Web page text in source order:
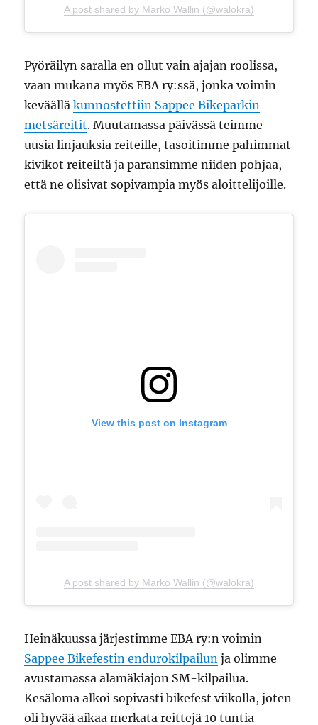
A post shared by Marko Wallin (@walokra)
Pyöräilyn saralla en ollut vain ajajan roolissa,
vaan mukana myös EBA ry:ssä, jonka voimin
keväälläkunnostettiin Sappee Bikeparkin
metsäreitit. Muutamassa päivässä teimme
uusia linjauksia reiteille, tasoitimme pahimmat
kivikot reiteiltä ja paransimme niiden pohjaa,
että ne olisivat sopivampia myös aloittelijoille.
View this post on Instagram
A post shared by Marko Wallin (@walokra)
Heinäkuussa järjestimme EBA ry:n voimin
Sappee Bikefestin endurokilpailun ja olimme
avustamassa alamäkiajon SM-kilpailua.
Kesäloma alkoi sopivasti bikefest viikolla, joten
oli hyvää aikaa merkata reittejä 10 tuntia